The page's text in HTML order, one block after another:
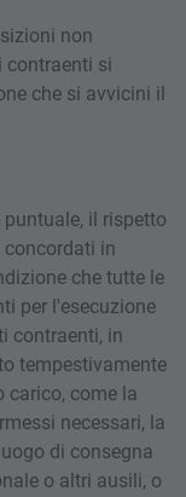
non
contraenti si
che si avvicini il
il rispetto
concordati in
che tutte le
per l'esecuzione
contraenti, in
tempestivamente
carico, come la
necessari, la
di consegna
o altri ausili, o